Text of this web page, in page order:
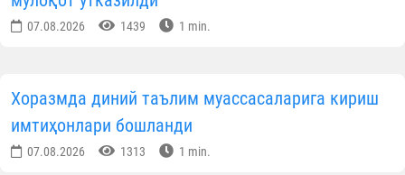
Ёшлар билан ишлаш самарадорлигини ошириш;
Устоз-шогирд анъаналарини
Оилавий ажримларнинг олдини олишда
маърифий ёндашувларни кучайтириш;
Ёт ғоя ва бузғунчи оқимларга қарши